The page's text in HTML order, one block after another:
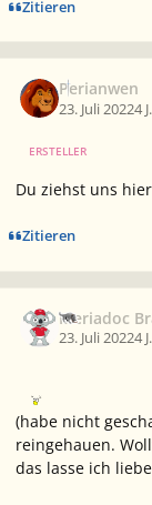
Zitieren
Perianwen
23. Juli 20224 J.
ERSTELLER
Du ziehst uns
Zitieren
Meriadoc
23. Juli 20224 J.
(habe nicht
reingehauen.
das lasse ich